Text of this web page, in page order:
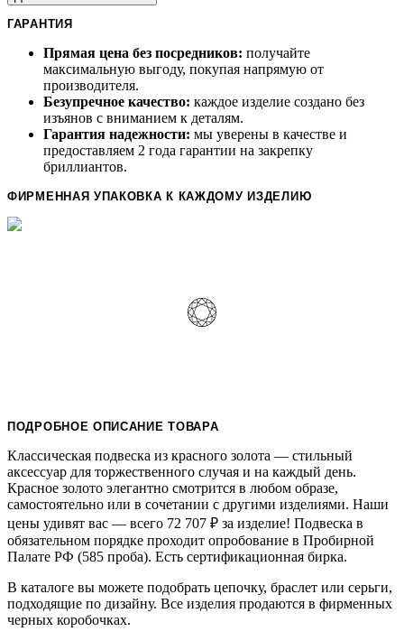
ГАРАНТИЯ
Прямая цена без посредников: получайте
максимальную выгоду, покупая напрямую от
производителя.
Безупречное качество: каждое изделие создано без
изъянов с вниманием к деталям.
Гарантия надежности: мы уверены в качестве и
предоставляем 2 года гарантии на закрепку
бриллиантов.
ФИРМЕННАЯ УПАКОВКА К КАЖДОМУ ИЗДЕЛИЮ
ПОДРОБНОЕ ОПИСАНИЕ ТОВАРА
Классическая подвеска из красного золота — стильный
аксессуар для торжественного случая и на каждый день.
Красное золото элегантно смотрится в любом образе,
самостоятельно или в сочетании с другими изделиями. Наши
цены удивят вас — всего 72 707 ₽ за изделие! Подвеска в
обязательном порядке проходит опробование в Пробирной
Палате РФ (585 проба). Есть сертификационная бирка.
В каталоге вы можете подобрать цепочку, браслет или серьги,
подходящие по дизайну. Все изделия продаются в фирменных
черных коробочках.